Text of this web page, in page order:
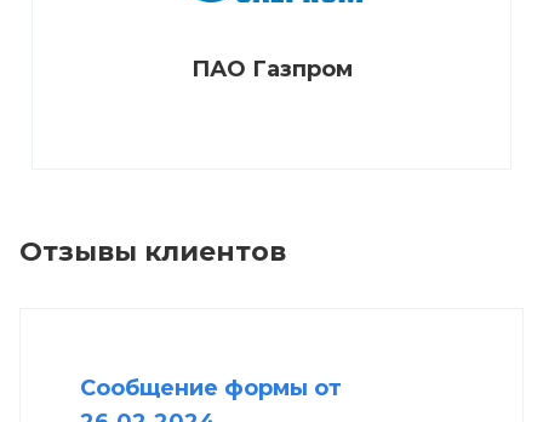
ПАО Газпром
Отзывы клиентов
Сообщение формы от